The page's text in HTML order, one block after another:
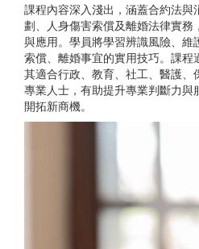
課程內容深入淺出，涵蓋合約法與
劃、人身傷害索償及離婚法律實務
與應用。學員將學習辨識風險、維
索償、離婚事宜的實用技巧。課
其適合行政、教育、社工、醫護
專業人士，有助提升專業判斷力與
開拓新商機。